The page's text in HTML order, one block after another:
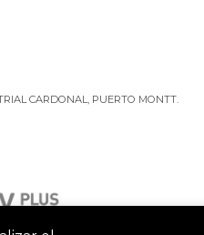
CARDONAL, PUERTO MONTT.